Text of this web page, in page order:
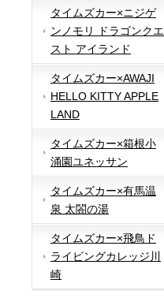
タイムズカー×ニジゲ
ンノモリ ドラゴンクエ
スト アイランド
タイムズカー×AWAJI
HELLO KITTY APPLE
LAND
タイムズカー×箱根小
涌園ユネッサン
タイムズカー×有馬温
泉 太閤の湯
タイムズカー×飛鳥ド
ライビングカレッジ川
崎